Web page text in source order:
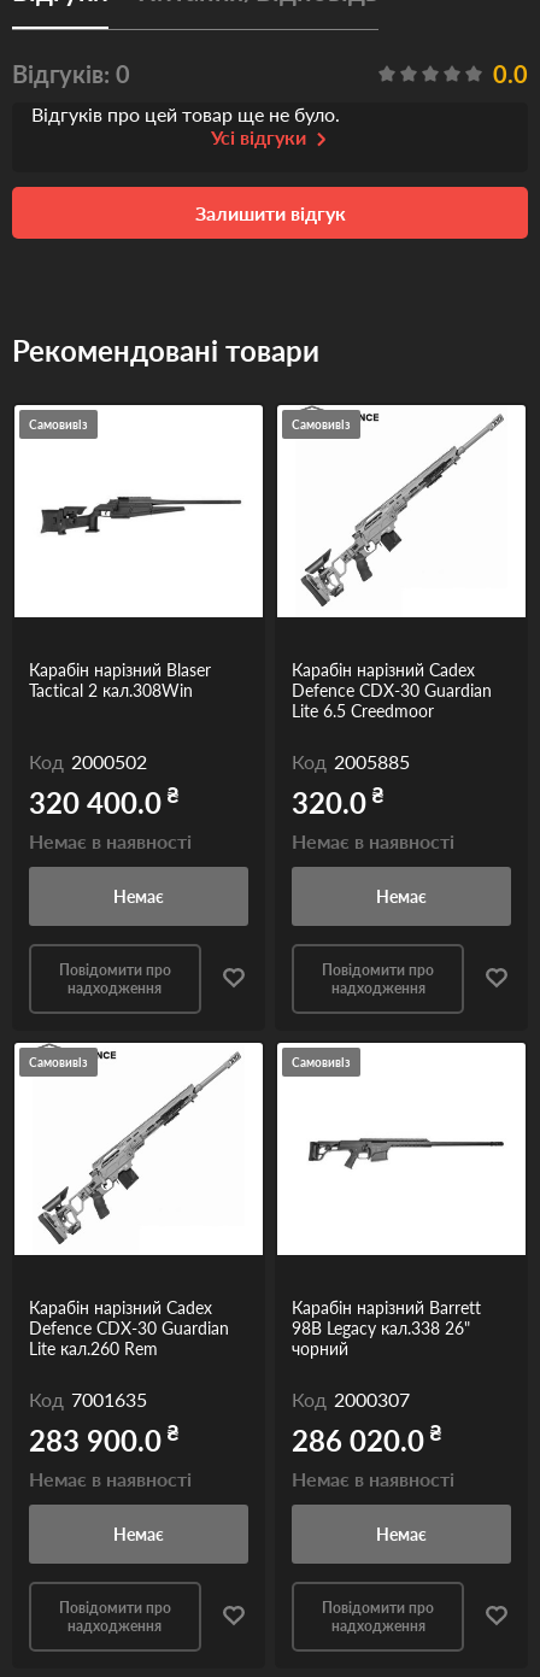
Відгуків: 0 0.0
Відгуків про цей товар ще не було.
Усі відгуки
Залишити відгук
Рекомендовані товари
Самовивіз
Карабін нарізний Blaser
Tactical 2 кал.308Win
Код 2000502
320 400.0₴
Немає в наявності
Немає
Повідомити про
надходження
Самовивіз
Карабін нарізний Cadex
Defence CDX-30 Guardian
Lite 6.5 Creedmoor
Код 2005885
320.0₴
Немає в наявності
Немає
Повідомити про
надходження
Самовивіз
Карабін нарізний Cadex
Defence CDX-30 Guardian
Lite кал.260 Rem
Код 7001635
283 900.0₴
Немає в наявності
Немає
Повідомити про
надходження
Самовивіз
Карабін нарізний Barrett
98B Legacy кал.338 26"
чорний
Код 2000307
286 020.0₴
Немає в наявності
Немає
Повідомити про
надходження